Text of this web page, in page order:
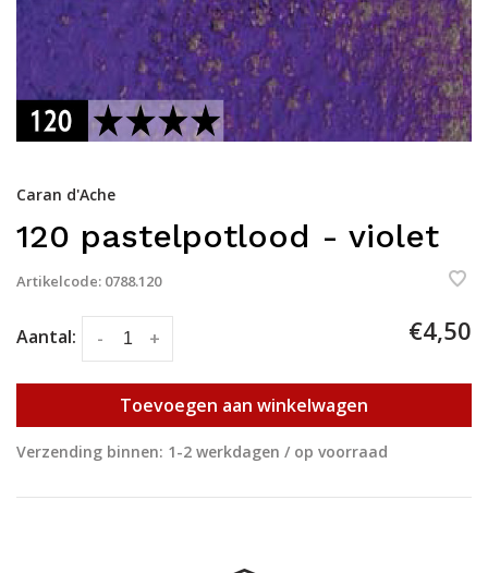
Caran d'Ache
120 pastelpotlood - violet
Artikelcode: 0788.120
Aantal: +
- €4,50
Toevoegen aan winkelwagen
Verzending binnen: 1-2 werkdagen / op voorraad